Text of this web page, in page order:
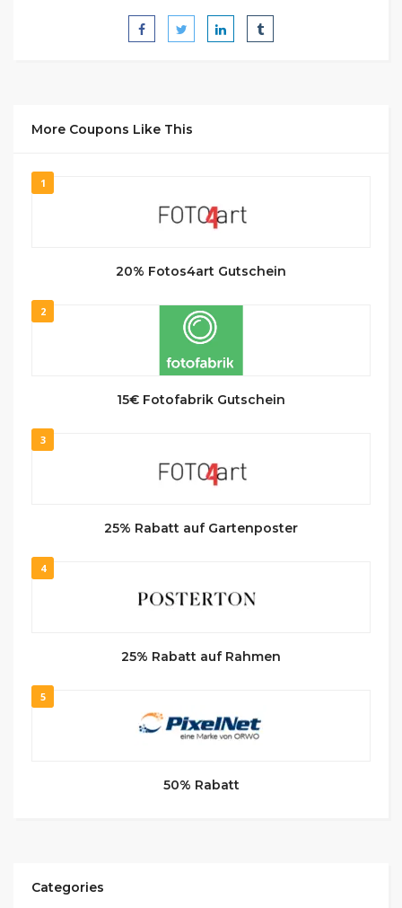
More Coupons Like This
1
20% Fotos4art Gutschein
2
15€ Fotofabrik Gutschein
3
25% Rabatt auf Gartenposter
4
25% Rabatt auf Rahmen
5
50% Rabatt
Categories